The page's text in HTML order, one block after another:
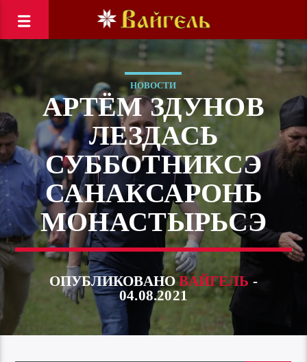
НОВОСТИ
АРТЁМ ЗДУНОВ
ЛЕЗДАСЬ
СУББОТНИКСЭ
САНАКСАРОНЬ
МОНАСТЫРЬСЭ
ОПУБЛИКОВАНОВАЙГЕЛЬ -
04.08.2021